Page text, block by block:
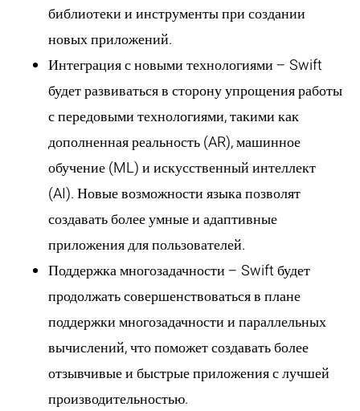
библиотеки и инструменты при создании
новых приложений.
Интеграция с новыми технологиями– Swift
будет развиваться в сторону упрощения работы
с передовыми технологиями, такими как
дополненная реальность (AR), машинное
обучение (ML) и искусственный интеллект
(AI). Новые возможности языка позволят
создавать более умные и адаптивные
приложения для пользователей.
Поддержка многозадачности– Swift будет
продолжать совершенствоваться в плане
поддержки многозадачности и параллельных
вычислений, что поможет создавать более
отзывчивые и быстрые приложения с лучшей
производительностью.